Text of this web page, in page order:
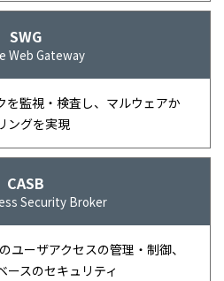
SWG
Web Gateway
を監視・検査し、マルウェアか
ングを実現
CASB
Security Broker
ユーザアクセスの管理・制御、
ースのセキュリティ